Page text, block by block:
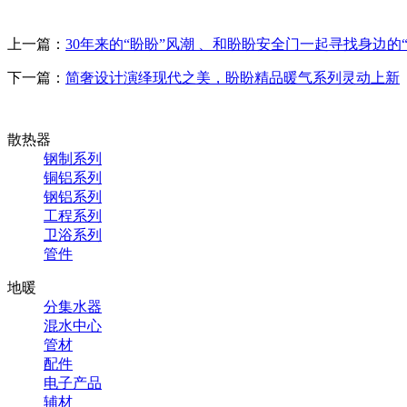
上一篇： 30年来的“盼盼”风潮 、和盼盼安全门一起寻找身边的
下一篇： 简奢设计演绎现代之美，盼盼精品暖气系列灵动上新
散热器
钢制系列
铜铝系列
钢铝系列
工程系列
卫浴系列
管件
地暖
分集水器
混水中心
管材
配件
电子产品
辅材